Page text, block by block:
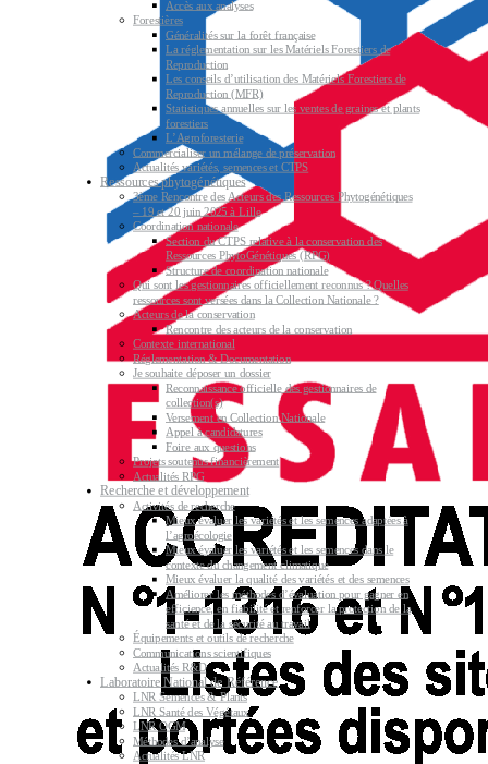
Accès aux analyses
Forestières
Généralités sur la forêt française
La réglementation sur les Matériels Forestiers de
Reproduction
Les conseils d’utilisation des Matériels Forestiers de
Reproduction (MFR)
Statistiques annuelles sur les ventes de graines et plants
forestiers
L’Agroforesterie
Commercialiser un mélange de préservation
Actualités variétés, semences et CTPS
Ressources phytogénétiques
3ème Rencontre des Acteurs des Ressources Phytogénétiques
– 19 et 20 juin 2025 à Lille
Coordination nationale
Section du CTPS relative à la conservation des
Ressources PhytoGénétiques (RPG)
Structure de coordination nationale
Qui sont les gestionnaires officiellement reconnus ? Quelles
ressources sont versées dans la Collection Nationale ?
Acteurs de la conservation
Rencontre des acteurs de la conservation
Contexte international
Réglementation & Documentation
Je souhaite déposer un dossier
Reconnaissance officielle des gestionnaires de
collection(s)
Versement en Collection Nationale
Appel à candidatures
Foire aux questions
Projets soutenus financièrement
Actualités RPG
Recherche et développement
Activités de recherche
Mieux évaluer les variétés et les semences adaptées à
l’agroécologie
Mieux évaluer les variétés et les semences dans le
contexte du changement climatique
Mieux évaluer la qualité des variétés et des semences
Améliorer les méthodes d’évaluation pour gagner en
efficience, en fiabilité et renforcer la protection de la
santé et de la sécurité au travail
Équipements et outils de recherche
Communications scientifiques
Actualités R&D
Laboratoire National de Référence
LNR Semences & Plants
LNR Santé des Végétaux
LNR OGM
Méthodes d’analyse
Actualités LNR